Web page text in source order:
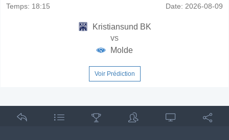
Temps: 18:15 Date: 2026-08-09
Kristiansund BK
vs
Molde
Voir Prédiction